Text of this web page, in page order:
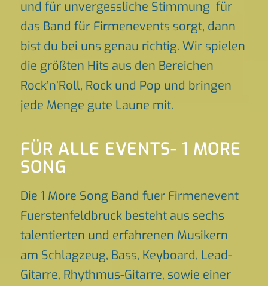
und für unvergessliche Stimmung für
das Band für Firmenevents sorgt, dann
bist du bei uns genau richtig. Wir spielen
die größten Hits aus den Bereichen
Rock’n’Roll, Rock und Pop und bringen
jede Menge gute Laune mit.
FÜR ALLE EVENTS- 1 MORE
SONG
Die 1 More Song Band fuer Firmenevent
Fuerstenfeldbruck besteht aus sechs
talentierten und erfahrenen Musikern
am Schlagzeug, Bass, Keyboard, Lead-
Gitarre, Rhythmus-Gitarre, sowie einer